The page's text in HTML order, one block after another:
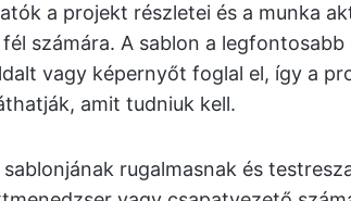
a projekt részletei és a munka
számára. A sablon a legfontosabb
vagy képernyőt foglal el, így a
amit tudniuk kell.
rugalmasnak és